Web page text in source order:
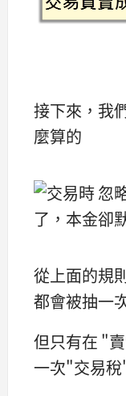
接下來，我
麼算的
從上面的規
都會被抽一
但只有在 "
一次"交易